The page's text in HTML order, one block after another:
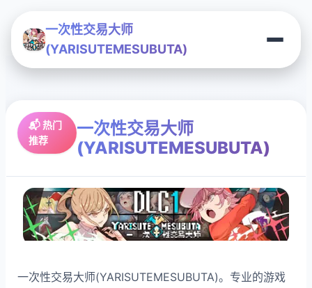
一次性交易大师
(YARISUTEMESUBUTA)
📬 热门
推荐
一次性交易大师
(YARISUTEMESUBUTA)
一次性交易大师(YARISUTEMESUBUTA)。专业的游戏